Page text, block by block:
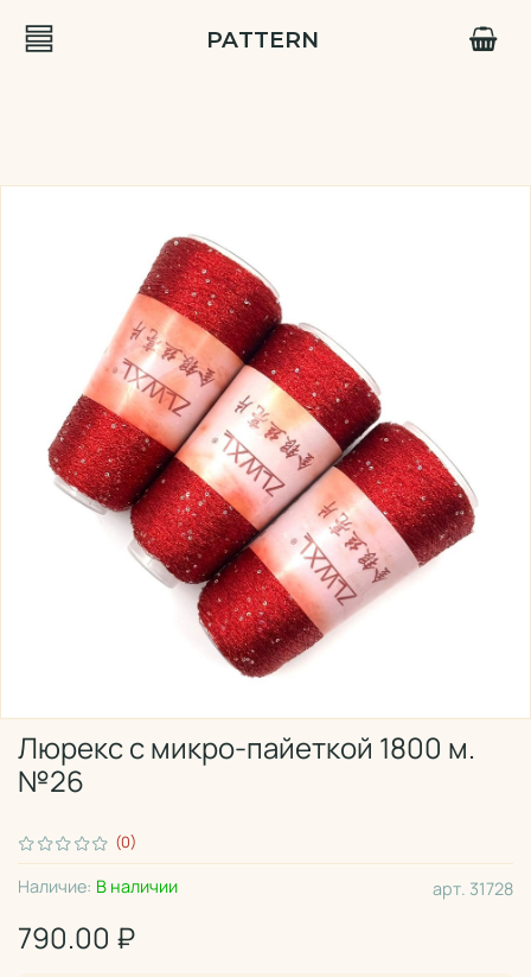
PATTERN
(0)
арт. 31728
Наличие: В наличии
Люрекс с микро-пайеткой 1800 м.
№26
790.00 ₽